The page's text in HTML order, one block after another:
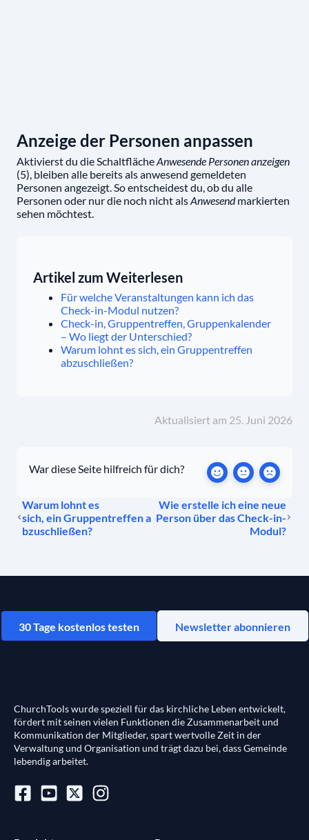
Anzeige der Personen anpassen
Aktivierst du die SchaltflächeAnwesende Personen anzeigen
(5), bleiben alle bereits als anwesend gemeldeten
Personen angezeigt. So entscheidest du, ob du alle
Personen oder nur die noch nicht alsAnwesendmarkierten
sehen möchtest.
Artikel zum Weiterlesen
Für welche Veranstaltungen kann ich das
Check-in-Modul nutzen?
Check-in, Gruppentreffen, Gruppenkalender
– Wo liegt der Unterschied?
Warum lohnt es sich, ein Gruppentreffen
abzuschließen?
Aktualisiert am 25. Juni 2026
War diese Seite hilfreich für dich?
Warum lohnt es
sich, ein Gruppentreffen a
bzuschließen?
Wie erstelle ich eine neue
Person über das Check-in-
Modul?
30 Tage kostenlos testen Newsletter abonnieren
ChurchTools wurde speziell für das kirchliche Leben entwickelt,
fördert mit seinen vielen Funktionen die Zusammenarbeit und
Kommunikation der Mitglieder, spart wertvolle Zeit in der
Verwaltung und Organisation und trägt dazu bei, dass Gemeinde
lebendig arbeitet.